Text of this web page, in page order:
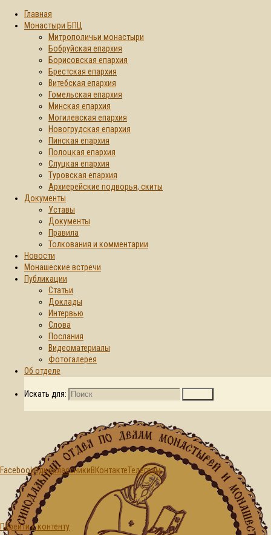
Главная
Монастыри БПЦ
Митрополичьи монастыри
Бобруйская епархия
Борисовская епархия
Брестская епархия
Витебская епархия
Гомельская епархия
Минская епархия
Могилевская епархия
Новогрудская епархия
Пинская епархия
Полоцкая епархия
Слуцкая епархия
Туровская епархия
Архиерейские подворья, скиты
Документы
Уставы
Документы
Правила
Толкования и комментарии
Новости
Монашеские встречи
Публикации
Статьи
Доклады
Интервью
Слова
Послания
Видеоматериалы
Фотогалерея
Об отделе
Искать для:
FacebookОдноклассникиВКонтактеТелеграм
Перейти к контенту
© 2015-2026. Синодальный отдел по
делам монастырей и монашеству БПЦ